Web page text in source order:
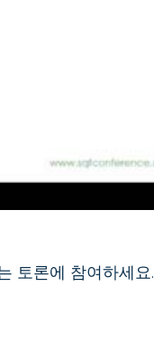
토론에 참여하세요.